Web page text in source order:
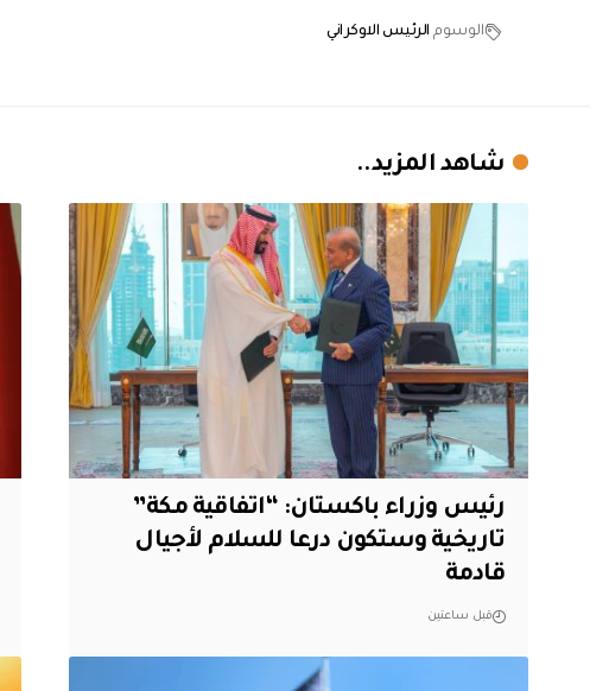
الوسوم الرئيس الاوكراني
شاهد المزيد..
رئيس وزراء باكستان: “اتفاقية مكة”
تاريخية وستكون درعا للسلام لأجيال
قادمة
قبل ساعتين